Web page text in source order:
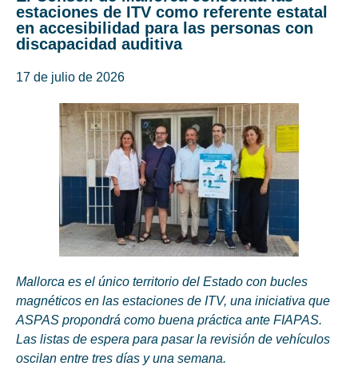
estaciones de ITV como referente estatal
en accesibilidad para las personas con
discapacidad auditiva
17 de julio de 2026
Mallorca es el único territorio del Estado con bucles
magnéticos en las estaciones de ITV, una iniciativa que
ASPAS propondrá como buena práctica ante FIAPAS.
Las listas de espera para pasar la revisión de vehículos
oscilan entre tres días y una semana.